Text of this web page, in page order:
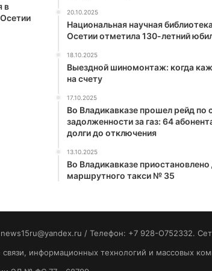
в
20.10.2025
Национальная научная
Осетии отметила 130-летний
18.10.2025
Выездной шиномонтаж: когда
на счету
17.10.2025
Во Владикавказе прошел рейд по
задолженности за газ: 64
долги до отключения
13.10.2025
Во Владикавказе
маршрутного такси № 35
/ Телефон: +7 928-O752332.
информационных технологий и массовых